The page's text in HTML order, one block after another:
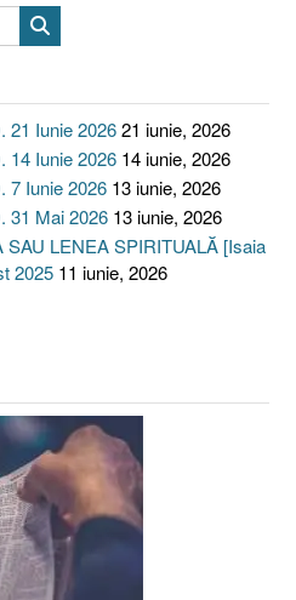
21 Iunie 202621 iunie, 2026
14 Iunie 2026 14 iunie, 2026
7 Iunie 2026 13 iunie, 2026
31 Mai 2026 13 iunie, 2026
LENEA SPIRITUALĂ [Isaia
2025 11 iunie, 2026